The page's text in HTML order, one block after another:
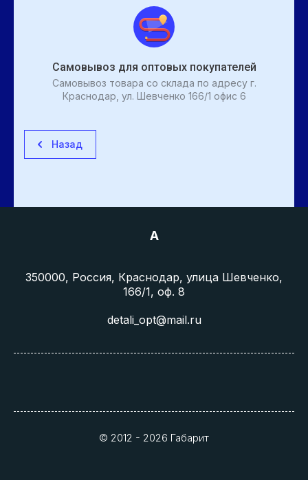
Самовывоз для оптовых покупателей
Самовывоз товара со склада по адресу г.
Краснодар, ул. Шевченко 166/1 офис 6
Назад
A
350000, Россия, Краснодар, улица Шевченко,
166/1, оф. 8
detali_opt@mail.ru
© 2012 - 2026 Габарит